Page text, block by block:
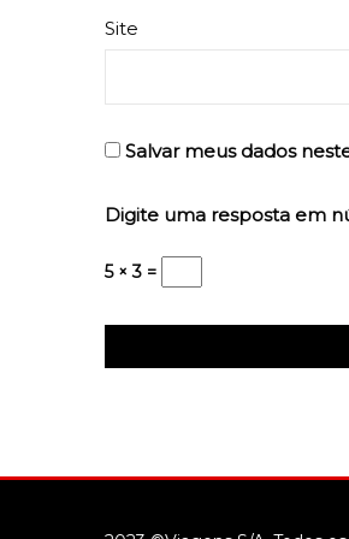
Site
Salvar meus dados
Digite uma resposta em
5 × 3 =